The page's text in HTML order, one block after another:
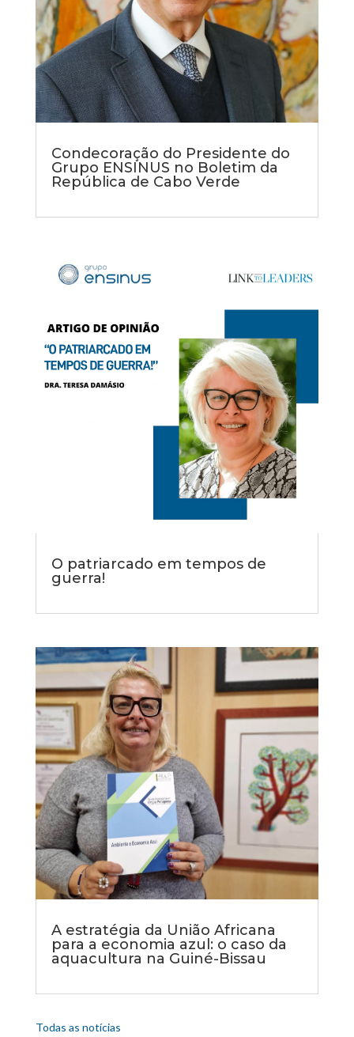
Condecoração do Presidente do
Grupo ENSINUS no Boletim da
República de Cabo Verde
O patriarcado em tempos de
guerra!
A estratégia da União Africana
para a economia azul: o caso da
aquacultura na Guiné-Bissau
Todas as notícias